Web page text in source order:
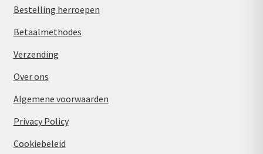
Bestelling herroepen
Betaalmethodes
Verzending
Over ons
Algemene voorwaarden
Privacy Policy
Cookiebeleid